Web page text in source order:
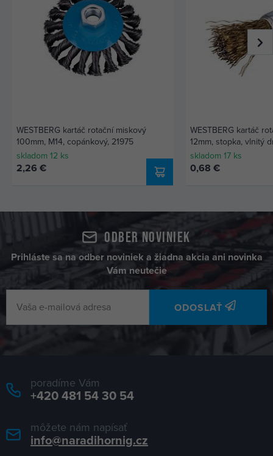
WESTBERG kartáč rotační miskový
100mm, M14, copánkový, 21975
skladom 12 ks
2,26 €
WESTBERG kartáč
12mm, stopka, vlnitý
skladom 17 ks
0,68 €
Odber noviniek
Prihláste sa na odber noviniek a žiadna akcia ani novinka
Vám neutečie
ODOSLAŤ
poradíme Vám
+420 481 54 30 54
môžete nám napísať
info@naradihornig.cz